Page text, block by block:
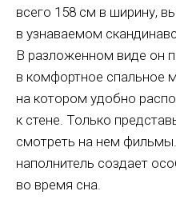
всего 158 см в ширину,
в узнаваемом
В разложенном виде он
в комфортное спальное
на котором удобно
к стене. Только
смотреть на нем
наполнитель создает
во время сна.